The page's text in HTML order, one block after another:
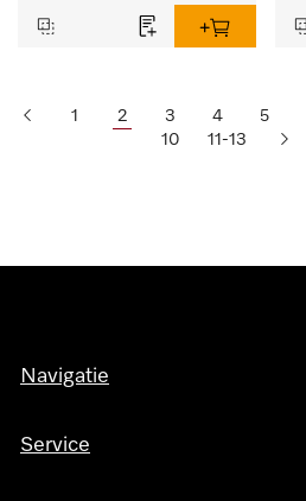
was.
1 2 3 4 5
10
11-13
Navigatie
Service